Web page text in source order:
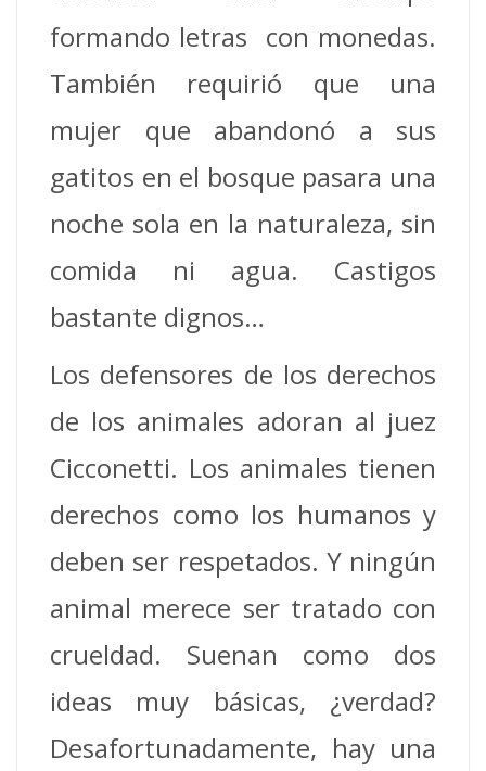
formando letras con monedas.
También requirió que una
mujer que abandonó a sus
gatitos en el bosque pasara una
noche sola en la naturaleza, sin
comida ni agua. Castigos
bastante dignos…
Los defensores de los derechos
de los animales adoran al juez
Cicconetti. Los animales tienen
derechos como los humanos y
deben ser respetados. Y ningún
animal merece ser tratado con
crueldad. Suenan como dos
ideas muy básicas, ¿verdad?
Desafortunadamente, hay una